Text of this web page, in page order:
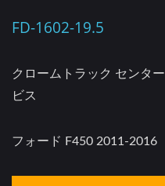
FD-1602-19.5
クロームトラック センタ
ビス
フォード F450 2011-2016